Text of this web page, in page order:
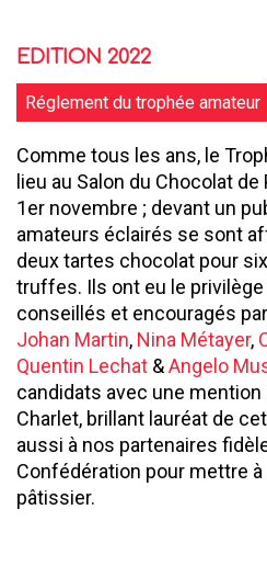
EDITION 2022
Réglement du trophée amateur
Comme tous les ans, le
lieu au Salon du Chocolat
1er novembre ; devant un
amateurs éclairés se sont
deux tartes chocolat pour
truffes. Ils ont eu le privilège
conseillés et encouragés
Johan Martin, Nina Métayer,
Quentin Lechat &Angelo
candidats avec une mention
Charlet, brillant lauréat de
aussi à nos partenaires
Confédération pour mettre à
pâtissier.